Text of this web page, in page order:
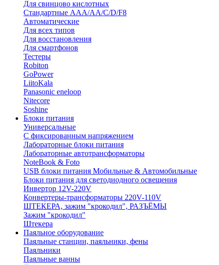
Для свинцово кислотных
Стандартные ААА/АА/С/D/F8
Автоматические
Для всех типов
Для восстановления
Для смартфонов
Тестеры
Robiton
GoPower
LiitoKala
Panasonic eneloop
Nitecore
Soshine
Блоки питания
Универсальные
C фиксированным напряжением
Лабораторные блоки питания
Лабораторные автотрансформаторы
NoteBook & Foto
USB блоки питания Мобильные & Автомобильные
Блоки питания для светодиодного освещения
Инвертор 12V-220V
Конвертеры-трансформаторы 220V-110V
ШТЕКЕРА, зажим "крокодил", РАЗЪЁМЫ
Зажим "крокодил"
Штекера
Паяльное оборудование
Паяльные станции, паяльники, фены
Паяльники
Паяльные ванны